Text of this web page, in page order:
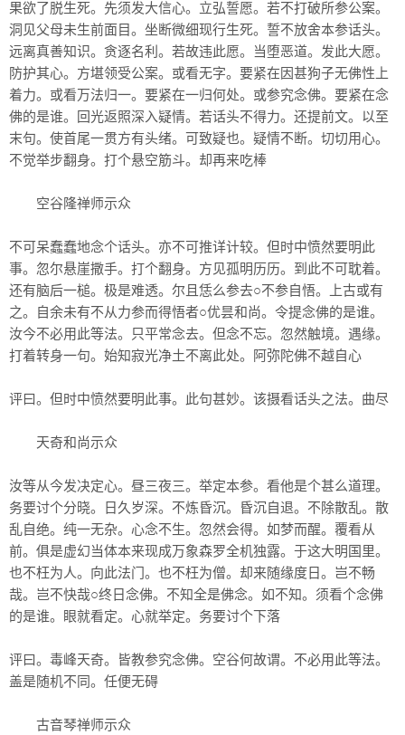
果欲了脱生死。先须发大信心。立弘誓愿。若不打破所参公案。
洞见父母未生前面目。坐断微细现行生死。誓不放舍本参话头。
远离真善知识。贪逐名利。若故违此愿。当堕恶道。发此大愿。
防护其心。方堪领受公案。或看无字。要紧在因甚狗子无佛性上
着力。或看万法归一。要紧在一归何处。或参究念佛。要紧在念
佛的是谁。回光返照深入疑情。若话头不得力。还提前文。以至
末句。使首尾一贯方有头绪。可致疑也。疑情不断。切切用心。
不觉举步翻身。打个悬空筋斗。却再来吃棒
空谷隆禅师示众
不可呆蠢蠢地念个话头。亦不可推详计较。但时中愤然要明此
事。忽尔悬崖撒手。打个翻身。方见孤明历历。到此不可耽着。
还有脑后一槌。极是难透。尔且恁么参去○不参自悟。上古或有
之。自余未有不从力参而得悟者○优昙和尚。令提念佛的是谁。
汝今不必用此等法。只平常念去。但念不忘。忽然触境。遇缘。
打着转身一句。始知寂光净土不离此处。阿弥陀佛不越自心
评曰。但时中愤然要明此事。此句甚妙。该摄看话头之法。曲尽
天奇和尚示众
汝等从今发决定心。昼三夜三。举定本参。看他是个甚么道理。
务要讨个分晓。日久岁深。不炼昏沉。昏沉自退。不除散乱。散
乱自绝。纯一无杂。心念不生。忽然会得。如梦而醒。覆看从
前。俱是虚幻当体本来现成万象森罗全机独露。于这大明国里。
也不枉为人。向此法门。也不枉为僧。却来随缘度日。岂不畅
哉。岂不快哉○终日念佛。不知全是佛念。如不知。须看个念佛
的是谁。眼就看定。心就举定。务要讨个下落
评曰。毒峰天奇。皆教参究念佛。空谷何故谓。不必用此等法。
盖是随机不同。任便无碍
古音琴禅师示众